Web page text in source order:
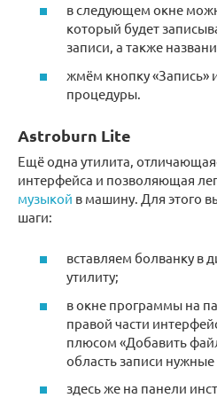
в следующем окне
который будет
записи, а также
жмём кнопку «Запись»
процедуры.
Astroburn Lite
Ещё одна утилита,
интерфейса и позволяющая
музыкой в машину. Для этого
шаги:
вставляем болванку в
утилиту;
в окне программы на
правой части
плюсом «Добавить
область записи нужные
здесь же на панели